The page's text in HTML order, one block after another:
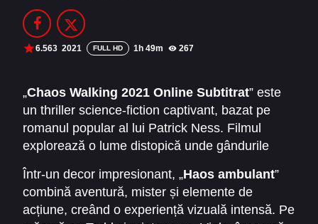
Filme Online 2014
Filme Online 2012 Filme Online 2011
DMCA
SERIALE ONLINE
TERMENI ȘI CONDIȚII
6.563 2021 FULL HD 1h 49m 267
„Chaos Walking 2021 Online Subtitrat” este
un thriller science-fiction captivant, bazat pe
romanul popular al lui Patrick Ness. Filmul
explorează o lume distopică unde gândurile
bărbaților sunt vizibile tuturor, iar societatea
este prinsă într-un adevărat haos moral și
social. Povestea îl urmărește pe Todd Hewitt,
un tânăr curajos care descoperă secrete
Într-un decor impresionant, „Haos ambulant”
combină aventură, mister și elemente de
acțiune, creând o experiență vizuală intensă. Pe